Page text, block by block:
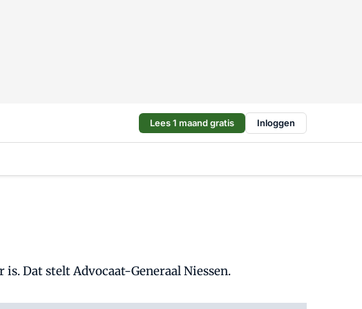
Lees 1 maand gratis Inloggen
Dat stelt Advocaat-Generaal Niessen.